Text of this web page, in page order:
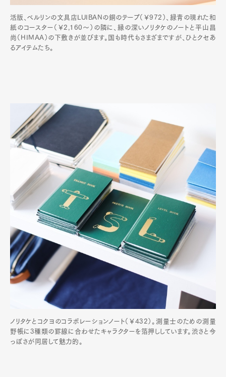
活版、ベルリンの文具店LUIBANの銅のテープ（￥972）、緑青の現れた和
紙のコースター（￥2,160〜）の隣に、縁の深いノリタケのノートと平山昌
尚（HIMAA）の下敷きが並びます。国も時代もさまざまですが、ひとクセあ
るアイテムたち。
ノリタケとコクヨのコラボレーションノート（￥432）。測量士のための測量
野帳に3種類の罫線に合わせたキャラクターを箔押ししています。渋さと今
っぽさが同居して魅力的。